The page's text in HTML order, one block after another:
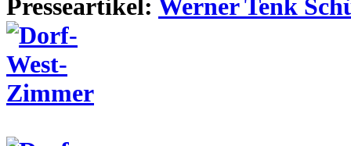
Presseartikel: Werner Tenk